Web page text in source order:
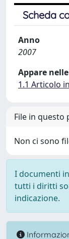
Scheda
Anno
2007
Appare
1.1 Articolo
File in questo
Non ci sono
I documenti
tutti i diritti
indicazione.